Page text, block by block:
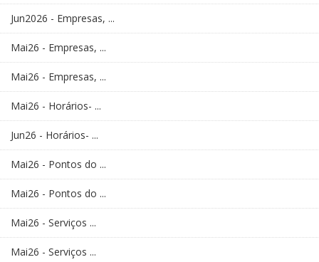
Jun2026 - Empresas, ...
Mai26 - Empresas, ...
Mai26 - Empresas, ...
Mai26 - Horários- ...
Jun26 - Horários- ...
Mai26 - Pontos do ...
Mai26 - Pontos do ...
Mai26 - Serviços ...
Mai26 - Serviços ...